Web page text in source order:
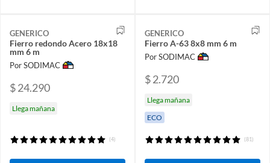
GENERICO
Fierro redondo Acero 18x18
mm 6 m
Por SODIMAC
$ 24.290
Llega mañana
(4)
GENERICO
Fierro A-63 8x8 mm 6 m
Por SODIMAC
$ 2.720
Llega mañana
ECO
(81)